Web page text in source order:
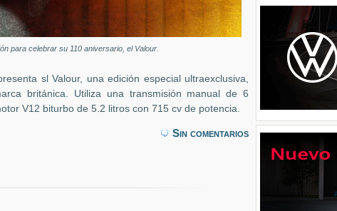
para celebrar su 110 aniversario, el Valour.
sl Valour, una edición especial ultraexclusiva,
británica. Utiliza una transmisión manual de 6
V12 biturbo de 5.2 litros con 715 cv de potencia.
Sin comentarios